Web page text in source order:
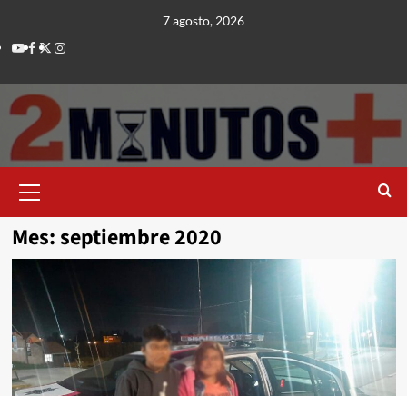
contenido
7 agosto, 2026
Youtube
Facebook
TwitterInstagram
principal
Mes:septiembre 2020